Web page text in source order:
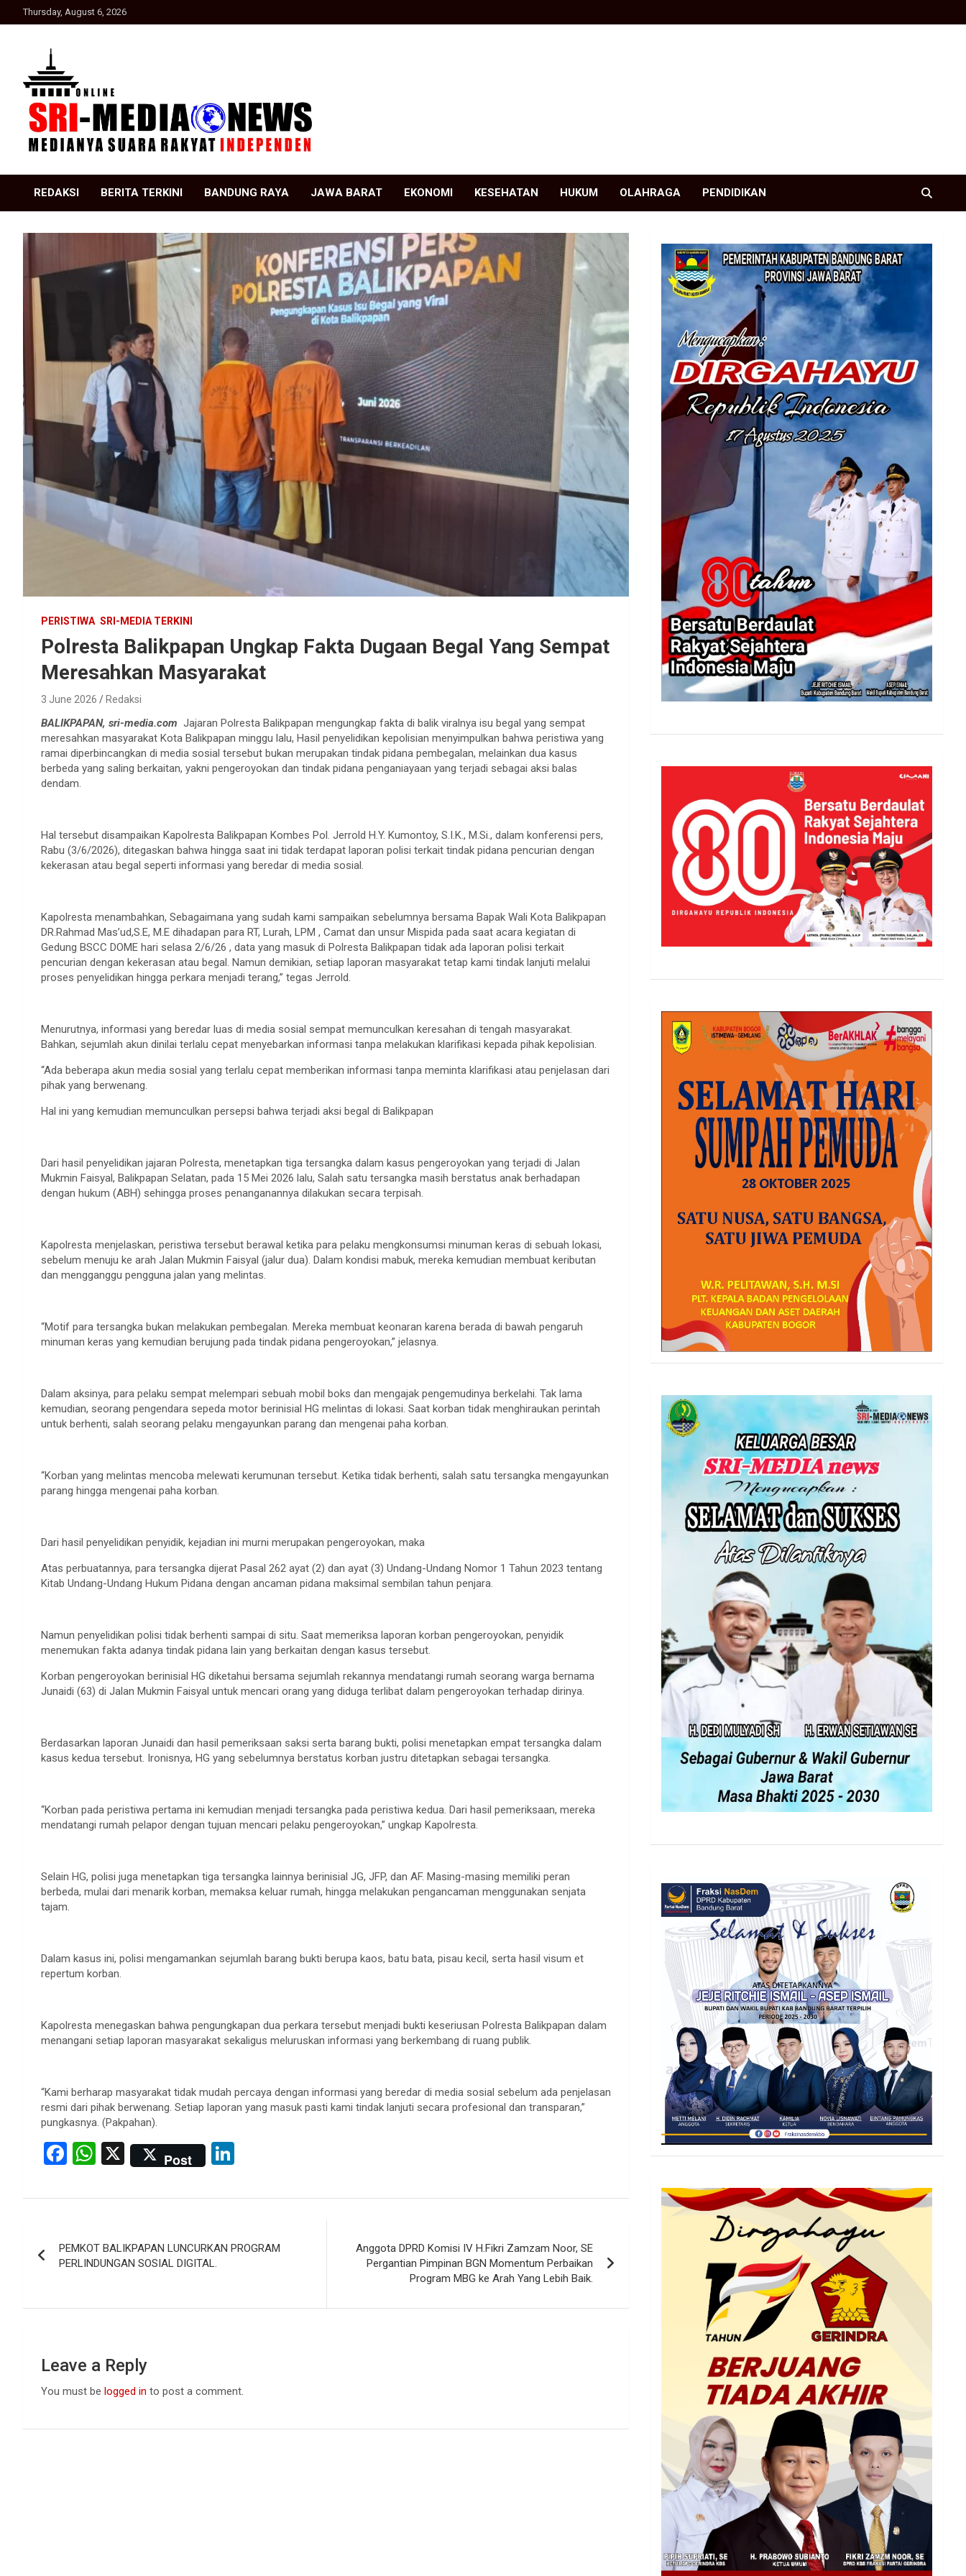
to
Thursday, August 6, 2026
SRI Media news
REDAKSI BERITA TERKINI BANDUNG RAYA JAWA BARAT EKONOMI KESEHATAN HUKUM OLAHRAGA PENDIDIKAN
PERISTIWA SRI-MEDIA TERKINI
Polresta Balikpapan Ungkap Fakta Dugaan Begal Yang Sempat
Meresahkan Masyarakat
3 June 2026 Redaksi
BALIKPAPAN, sri-media.com Jajaran Polresta Balikpapan mengungkap fakta di balik viralnya isu begal yang sempat
meresahkan masyarakat Kota Balikpapan minggu lalu, Hasil penyelidikan kepolisian menyimpulkan bahwa peristiwa yang
ramai diperbincangkan di media sosial tersebut bukan merupakan tindak pidana pembegalan, melainkan dua kasus
berbeda yang saling berkaitan, yakni pengeroyokan dan tindak pidana penganiayaan yang terjadi sebagai aksi balas
dendam.
Hal tersebut disampaikan Kapolresta Balikpapan Kombes Pol. Jerrold H.Y. Kumontoy, S.I.K., M.Si., dalam konferensi pers,
Rabu (3/6/2026), ditegaskan bahwa hingga saat ini tidak terdapat laporan polisi terkait tindak pidana pencurian dengan
kekerasan atau begal seperti informasi yang beredar di media sosial.
Kapolresta menambahkan, Sebagaimana yang sudah kami sampaikan sebelumnya bersama Bapak Wali Kota Balikpapan
DR.Rahmad Mas’ud,S.E, M.E dihadapan para RT, Lurah, LPM , Camat dan unsur Mispida pada saat acara kegiatan di
Gedung BSCC DOME hari selasa 2/6/26 , data yang masuk di Polresta Balikpapan tidak ada laporan polisi terkait
pencurian dengan kekerasan atau begal. Namun demikian, setiap laporan masyarakat tetap kami tindak lanjuti melalui
proses penyelidikan hingga perkara menjadi terang,” tegas Jerrold.
Menurutnya, informasi yang beredar luas di media sosial sempat memunculkan keresahan di tengah masyarakat.
Bahkan, sejumlah akun dinilai terlalu cepat menyebarkan informasi tanpa melakukan klarifikasi kepada pihak kepolisian.
“Ada beberapa akun media sosial yang terlalu cepat memberikan informasi tanpa meminta klarifikasi atau penjelasan dari
pihak yang berwenang.
Hal ini yang kemudian memunculkan persepsi bahwa terjadi aksi begal di Balikpapan
Dari hasil penyelidikan jajaran Polresta, menetapkan tiga tersangka dalam kasus pengeroyokan yang terjadi di Jalan
Mukmin Faisyal, Balikpapan Selatan, pada 15 Mei 2026 lalu, Salah satu tersangka masih berstatus anak berhadapan
dengan hukum (ABH) sehingga proses penanganannya dilakukan secara terpisah.
Kapolresta menjelaskan, peristiwa tersebut berawal ketika para pelaku mengkonsumsi minuman keras di sebuah lokasi,
sebelum menuju ke arah Jalan Mukmin Faisyal (jalur dua). Dalam kondisi mabuk, mereka kemudian membuat keributan
dan mengganggu pengguna jalan yang melintas.
“Motif para tersangka bukan melakukan pembegalan. Mereka membuat keonaran karena berada di bawah pengaruh
minuman keras yang kemudian berujung pada tindak pidana pengeroyokan,” jelasnya.
Dalam aksinya, para pelaku sempat melempari sebuah mobil boks dan mengajak pengemudinya berkelahi. Tak lama
kemudian, seorang pengendara sepeda motor berinisial HG melintas di lokasi. Saat korban tidak menghiraukan perintah
untuk berhenti, salah seorang pelaku mengayunkan parang dan mengenai paha korban.
“Korban yang melintas mencoba melewati kerumunan tersebut. Ketika tidak berhenti, salah satu tersangka mengayunkan
parang hingga mengenai paha korban.
Dari hasil penyelidikan penyidik, kejadian ini murni merupakan pengeroyokan, maka
Atas perbuatannya, para tersangka dijerat Pasal 262 ayat (2) dan ayat (3) Undang-Undang Nomor 1 Tahun 2023 tentang
Kitab Undang-Undang Hukum Pidana dengan ancaman pidana maksimal sembilan tahun penjara.
Namun penyelidikan polisi tidak berhenti sampai di situ. Saat memeriksa laporan korban pengeroyokan, penyidik
menemukan fakta adanya tindak pidana lain yang berkaitan dengan kasus tersebut.
Korban pengeroyokan berinisial HG diketahui bersama sejumlah rekannya mendatangi rumah seorang warga bernama
Junaidi (63) di Jalan Mukmin Faisyal untuk mencari orang yang diduga terlibat dalam pengeroyokan terhadap dirinya.
Berdasarkan laporan Junaidi dan hasil pemeriksaan saksi serta barang bukti, polisi menetapkan empat tersangka dalam
kasus kedua tersebut. Ironisnya, HG yang sebelumnya berstatus korban justru ditetapkan sebagai tersangka.
“Korban pada peristiwa pertama ini kemudian menjadi tersangka pada peristiwa kedua. Dari hasil pemeriksaan, mereka
mendatangi rumah pelapor dengan tujuan mencari pelaku pengeroyokan,” ungkap Kapolresta.
Selain HG, polisi juga menetapkan tiga tersangka lainnya berinisial JG, JFP, dan AF. Masing-masing memiliki peran
berbeda, mulai dari menarik korban, memaksa keluar rumah, hingga melakukan pengancaman menggunakan senjata
tajam.
Dalam kasus ini, polisi mengamankan sejumlah barang bukti berupa kaos, batu bata, pisau kecil, serta hasil visum et
repertum korban.
Kapolresta menegaskan bahwa pengungkapan dua perkara tersebut menjadi bukti keseriusan Polresta Balikpapan dalam
menangani setiap laporan masyarakat sekaligus meluruskan informasi yang berkembang di ruang publik.
“Kami berharap masyarakat tidak mudah percaya dengan informasi yang beredar di media sosial sebelum ada penjelasan
resmi dari pihak berwenang. Setiap laporan yang masuk pasti kami tindak lanjuti secara profesional dan transparan,”
pungkasnya. (Pakpahan).
F
ce
o
o
W
at
A
p
X Post
ke
n
navigation
PEMKOT BALIKPAPAN LUNCURKAN PROGRAM
PERLINDUNGAN SOSIAL DIGITAL.
Anggota DPRD Komisi IV H.Fikri Zamzam Noor, SE
Pergantian Pimpinan BGN Momentum Perbaikan
Program MBG ke Arah Yang Lebih Baik.
Leave a Reply
You must be logged in to post a comment.